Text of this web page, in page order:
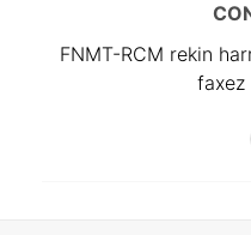
FNMT-RCM rekin
faxez